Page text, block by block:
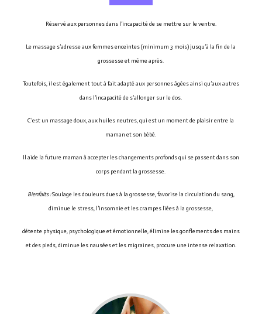
Réservé aux personnes dans l’incapacité de se mettre sur le ventre.
Le massage s’adresse aux femmes enceintes (minimum 3 mois) jusqu’à la fin de la
grossesse et même après.
Toutefois, il est également tout à fait adapté aux personnes âgées ainsi qu’aux autres
dans l’incapacité de s’allonger sur le dos.
C’est un massage doux, aux huiles neutres, qui est un moment de plaisir entre la
maman et son bébé.
Il aide la future maman à accepter les changements profonds qui se passent dans son
corps pendant la grossesse.
Bienfaits :Soulage les douleurs dues à la grossesse, favorise la circulation du sang,
diminue le stress, l’insomnie et les crampes liées à la grossesse,
détente physique, psychologique et émotionnelle, élimine les gonflements des mains
et des pieds, diminue les nausées et les migraines, procure une intense relaxation.